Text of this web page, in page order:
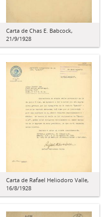
Carta de Chas E. Babcock,
21/9/1928
Carta de Rafael Heliodoro Valle,
16/8/1928